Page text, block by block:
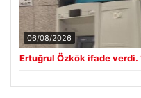
06/08/2026
Ertuğrul Özkök ifade verdi.